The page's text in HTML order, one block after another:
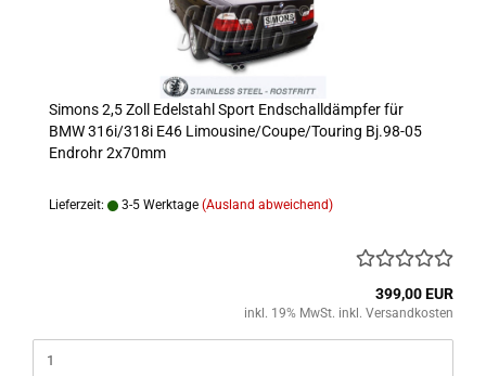
Simons 2,5 Zoll Edelstahl Sport Endschalldämpfer für
BMW 316i/318i E46 Limousine/Coupe/Touring Bj.98-05
Endrohr 2x70mm
Lieferzeit: 3-5 Werktage (Ausland abweichend)
399,00 EUR
inkl. 19% MwSt. inkl. Versandkosten